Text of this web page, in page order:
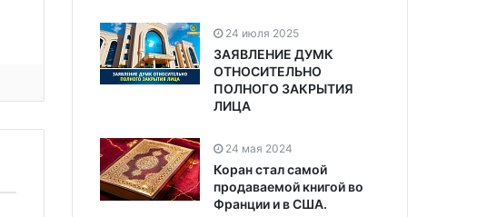
24 июля 2025
ЗАЯВЛЕНИЕ ДУМК
ОТНОСИТЕЛЬНО
ПОЛНОГО ЗАКРЫТИЯ
ЛИЦА
24 мая 2024
Коран стал самой
продаваемой книгой во
Франции и в США.